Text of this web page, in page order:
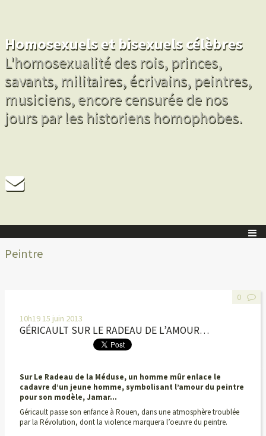
Homosexuels et bisexuels célèbres
L'homosexualité des rois, princes,
savants, militaires, écrivains, peintres,
musiciens, encore censurée de nos
jours par les historiens homophobes.
Peintre
10h19 15 juin 2013
GÉRICAULT SUR LE RADEAU DE L’AMOUR…
Sur Le Radeau de la Méduse, un homme mûr enlace le
cadavre d’un jeune homme, symbolisant l’amour du peintre
pour son modèle, Jamar…
Géricault passe son enfance à Rouen, dans une atmosphère troublée
par la Révolution, dont la violence marquera l’oeuvre du peintre.
0